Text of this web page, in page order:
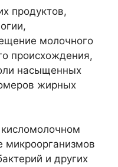
продуктов,
молочного
происхождения,
насыщенных
жирных
микроорганизмов
и других